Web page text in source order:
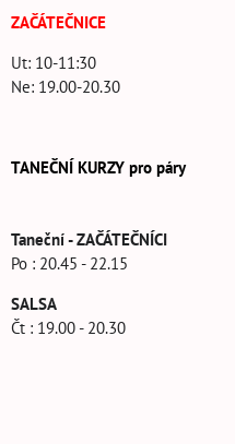
ZAČÁTEČNICE
Ut: 10-11:30
Ne: 19.00-20.30
TANEČNÍ KURZY pro páry
Taneční - ZAČÁTEČNÍCI
Po : 20.45 - 22.15
SALSA
Čt : 19.00 - 20.30